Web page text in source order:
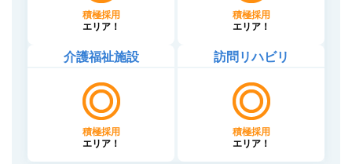
積極採用
エリア！
積極採用
エリア！
介護福祉施設
積極採用
エリア！
訪問リハビリ
積極採用
エリア！